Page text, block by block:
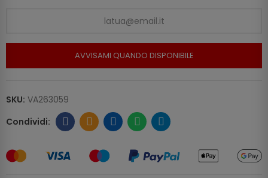
AVVISAMI QUANDO DISPONIBILE
SKU: VA263059